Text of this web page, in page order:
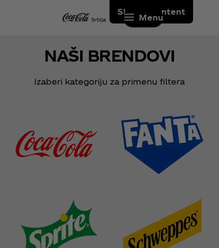
Skip to content
Menu
NAŠI BRENDOVI
Izaberi kategoriju za primenu filtera